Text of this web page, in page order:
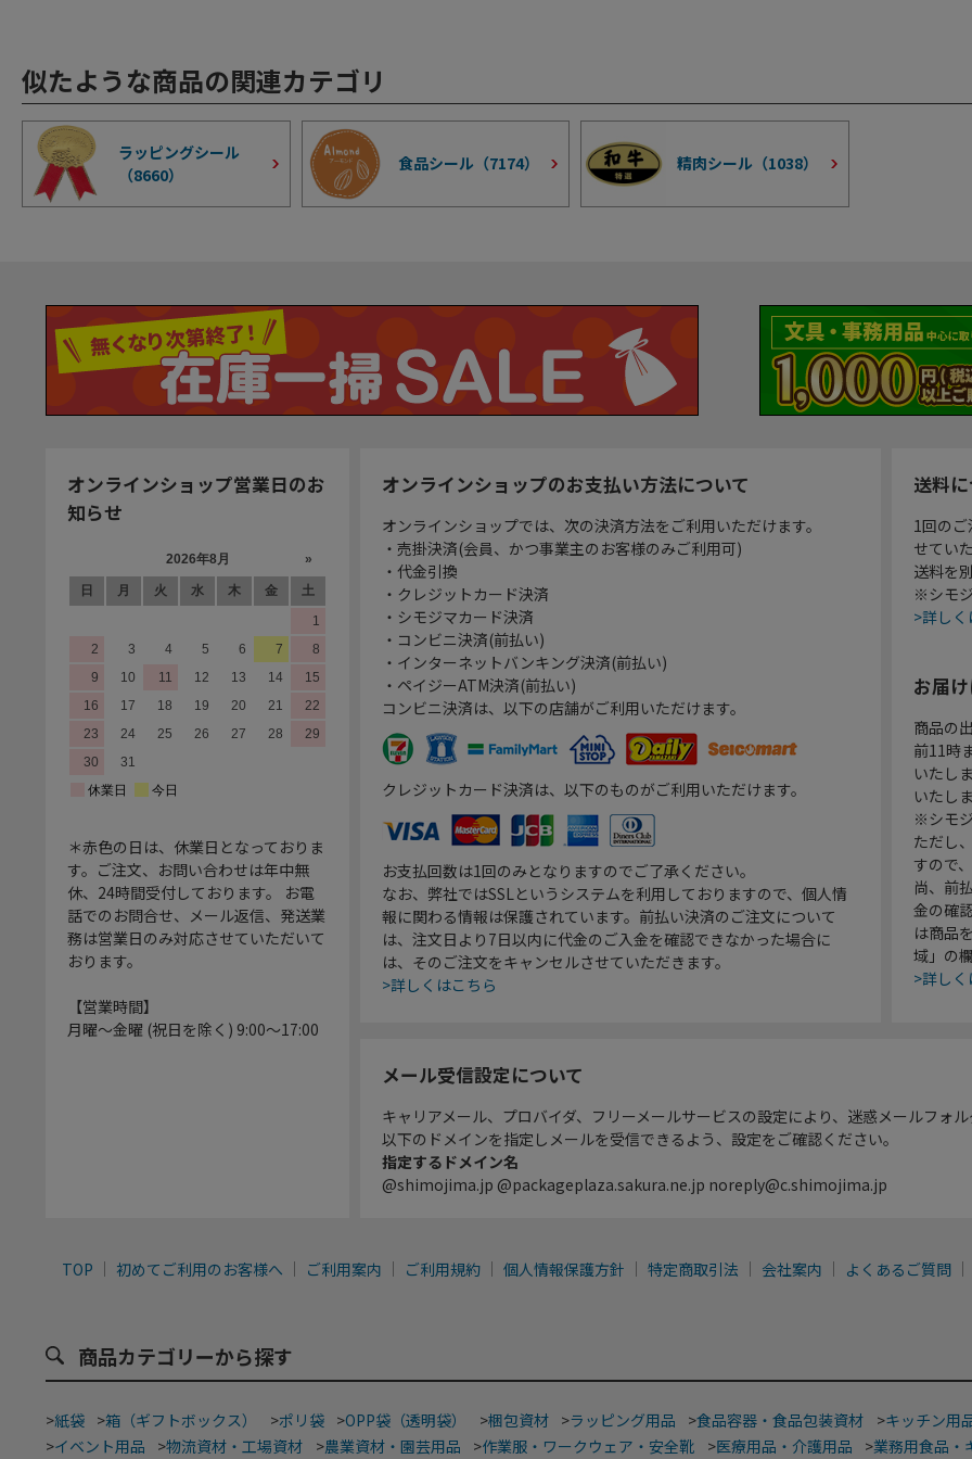
似たような商品の関連カテゴリ
ラッピングシール
（8660）
食品シール（7174） 精肉シール（1038）
オンラインショップ営業日のお
知らせ
＊赤色の日は、休業日となっておりま
す。ご注文、お問い合わせは年中無
休、24時間受付しております。 お電
話でのお問合せ、メール返信、発送業
務は営業日のみ対応させていただいて
おります。
【営業時間】
月曜～金曜 (祝日を除く) 9:00～17:00
オンラインショップのお支払い方法について
オンラインショップでは、次の決済方法をご利用いただけます。
・売掛決済(会員、かつ事業主のお客様のみご利用可)
・代金引換
・クレジットカード決済
・シモジマカード決済
・コンビニ決済(前払い)
・インターネットバンキング決済(前払い)
・ペイジーATM決済(前払い)
コンビニ決済は、以下の店舗がご利用いただけます。
クレジットカード決済は、以下のものがご利用いただけます。
お支払回数は1回のみとなりますのでご了承ください。
なお、弊社ではSSLというシステムを利用しておりますので、個人情
報に関わる情報は保護されています。前払い決済のご注文について
は、注文日より7日以内に代金のご入金を確認できなかった場合に
は、そのご注文をキャンセルさせていただきます。
>詳しくはこちら
送料
1回の
せてい
送料を
※シモ
>詳し
お届
商品の
前11時
いたし
いたし
※シモ
ただし
すので
尚、前
金の確
は商品
域」の
>詳し
メール受信設定について
キャリアメール、プロバイダ、フリーメールサービスの設定により、迷惑メールフォ
以下のドメインを指定しメールを受信できるよう、設定をご確認ください。
指定するドメイン名
@shimojima.jp @packageplaza.sakura.ne.jp noreply@c.shimojima.jp
TOP 初めてご利用のお客様へ ご利用案内 ご利用規約 個人情報保護方針 特定商取引法 会社案内 よくあるご質問
商品カテゴリーから探す
>紙袋 >箱（ギフトボックス） >ポリ袋 >OPP袋（透明袋） >梱包資材 >ラッピング用品 >食品容器・食品包装資材 >キッチン用
>イベント用品 >物流資材・工場資材 >農業資材・園芸用品 >作業服・ワークウェア・安全靴 >医療用品・介護用品 >業務用食品・